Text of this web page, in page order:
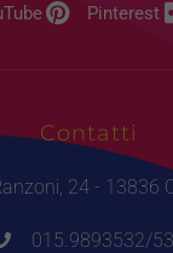
Pinterest
Contatti
24 - 13836
015.9893532/